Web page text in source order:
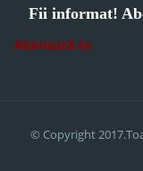
Fii informat!
Abonează-te
© Copyright